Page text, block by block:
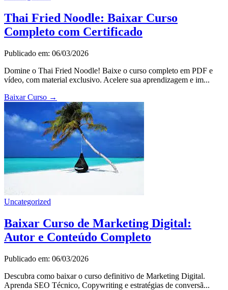
Thai Fried Noodle: Baixar Curso
Completo com Certificado
Publicado em: 06/03/2026
Domine o Thai Fried Noodle! Baixe o curso completo em PDF e
vídeo, com material exclusivo. Acelere sua aprendizagem e im...
Baixar Curso →
Uncategorized
Baixar Curso de Marketing Digital:
Autor e Conteúdo Completo
Publicado em: 06/03/2026
Descubra como baixar o curso definitivo de Marketing Digital.
Aprenda SEO Técnico, Copywriting e estratégias de conversã...